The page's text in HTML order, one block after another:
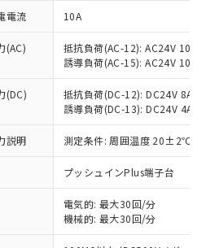
電流 10A
(AC)
抵抗負荷(AC-12): AC24V 10A/
誘導負荷(AC-15): AC24V
(DC)
抵抗負荷(DC-12): DC24V 8A/
誘導負荷(DC-13): DC24V 4A/
説明 測定条件: 周囲温度 20±2℃、
プッシュインPlus端子台
電気的: 最大30回/分
機械的: 最大30回/分
みいただき、同意のうえ
、当社制御機器事業取扱
庫状況および標準価格
させていただくもので
事業取扱商品の中には、
ください。
び標準価格照会結果は、
更新日時点での社内デー
成されるものであり、閲
RoHS指令（10物質）の
商品で、対応品を出す予
RoHS指令（10物質）の
調査中または確認中の
ンス料など無形物で、有
のない商品です。
より、非含有部品として
と判明した場合などや
ことがあります。
水銀(Hg) 1000ppm以下、 カド
表
料含有率が中国RoHSの
ことを示します。
料含有率が中国RoHSの
ことを示します。
す。当社販売部門へお問
準値 (GB/T26572)：
ら貴社製品のうち、外国
国貿易法に定める商品
貨物等」という）を輸出
の提供する場合は、日本
許可(または役務取引許